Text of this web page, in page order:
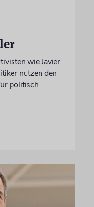
wie Javier
nutzen den
politisch